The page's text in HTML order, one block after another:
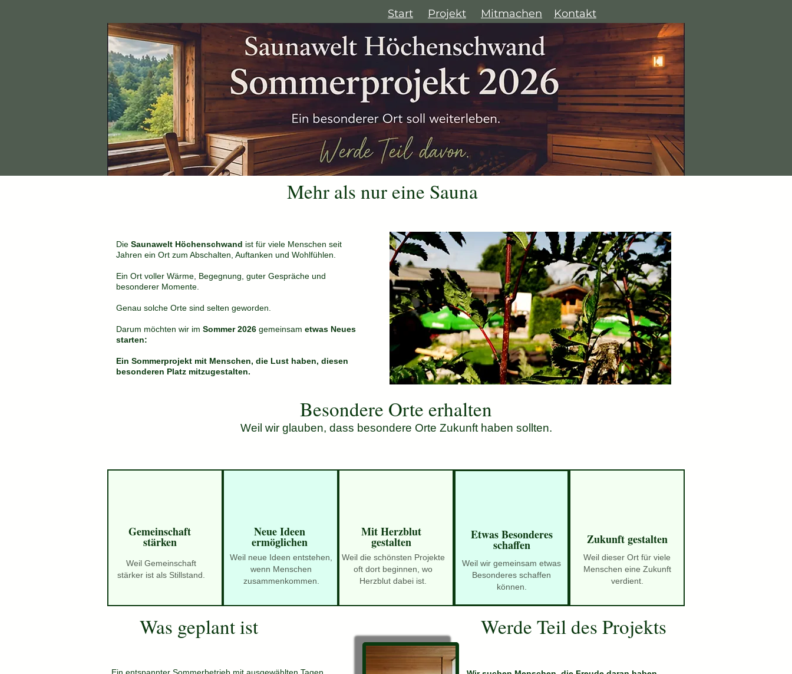
Start Projekt Mitmachen Kontakt
Mehr als nur eine Sauna
Die Saunawelt Höchenschwand ist für viele Menschen seit
Jahren ein Ort zum Abschalten, Auftanken und Wohlfühlen.
Ein Ort voller Wärme, Begegnung, guter Gespräche und
besonderer Momente.
Genau solche Orte sind selten geworden.
Darum möchten wir im Sommer 2026 gemeinsam etwas Neues
starten:
Ein Sommerprojekt mit Menschen, die Lust haben, diesen
besonderen Platz mitzugestalten.
Besondere Orte erhalten
Weil wir glauben, dass besondere Orte Zukunft haben sollten.
Gemeinschaft
stärken
Weil Gemeinschaft
stärker ist als Stillstand.
Neue Ideen
ermöglichen
Weil neue Ideen entstehen,
wenn Menschen
zusammenkommen.
Mit Herzblut
gestalten
Weil die schönsten Projekte
oft dort beginnen, wo
Herzblut dabei ist.
Etwas Besonderes
schaffen
Weil wir gemeinsam etwas
Besonderes schaffen
können.
Zukunft gestalten
Weil dieser Ort für viele
Menschen eine Zukunft
verdient.
Was geplant ist Werde Teil des Projekts